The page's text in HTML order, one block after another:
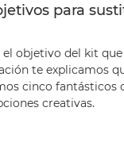
para
el objetivo del kit
te explicamos
cinco fantásticos
creativas.